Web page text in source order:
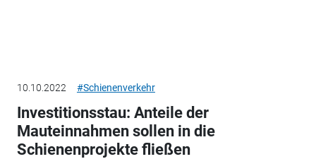
10.10.2022 #Schienenverkehr
Investitionsstau: Anteile der
Mauteinnahmen sollen in die
Schienenprojekte fließen